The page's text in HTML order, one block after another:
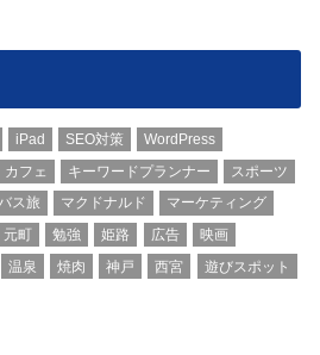
iPad SEO対策
WordPress
カフェ キーワードプランナー
スポーツ
ス旅 マクドナルド
マーケティング
元町 勉強 姫路 広告
映画
温泉 焼肉 神戸 西宮
遊びスポット